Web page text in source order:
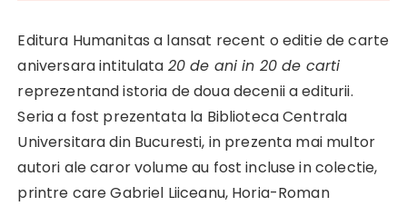
Editura Humanitas a lansat recent o editie de carte
aniversara intitulata 20 de ani in 20 de carti
reprezentand istoria de doua decenii a editurii.
Seria a fost prezentata la Biblioteca Centrala
Universitara din Bucuresti, in prezenta mai multor
autori ale caror volume au fost incluse in colectie,
printre care Gabriel Liiceanu, Horia-Roman